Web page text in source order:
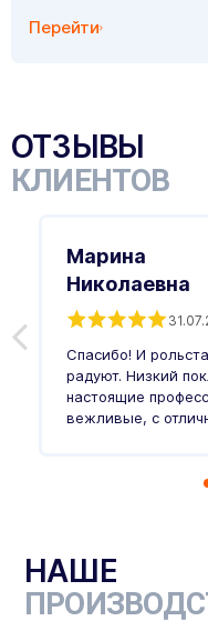
Перейти
ОТЗЫВЫ
КЛИЕНТОВ
Марина
Николаевна
Спасибо! И
радуют. Низкий
настоящие
вежливые, с
НАШЕ